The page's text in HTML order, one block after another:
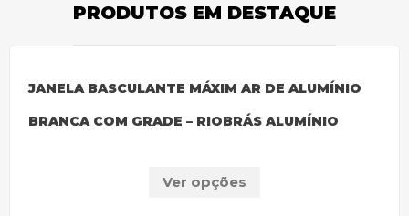
PRODUTOS EM DESTAQUE
JANELA BASCULANTE MÁXIM AR DE ALUMÍNIO
BRANCA COM GRADE – RIOBRÁS ALUMÍNIO
Ver opções